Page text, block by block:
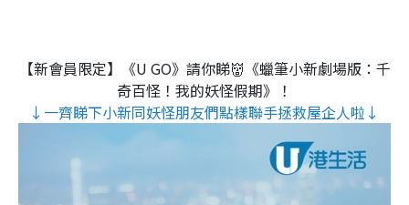
【新會員限定】《U GO》請你睇👹《蠟筆小新劇場版：千
奇百怪！我的妖怪假期》！
↓一齊睇下小新同妖怪朋友們點樣聯手拯救屋企人啦↓